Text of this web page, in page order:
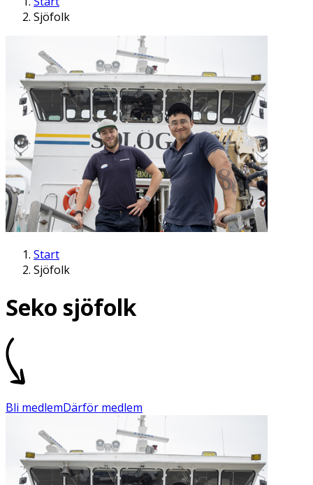
Sjöfolk
Start
Sjöfolk
Seko sjöfolk
Bli medlemDärför medlem